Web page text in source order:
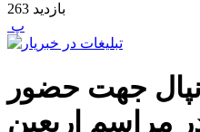
263 بازدید
‍ پ
جهت حضور
مراسم اربعین